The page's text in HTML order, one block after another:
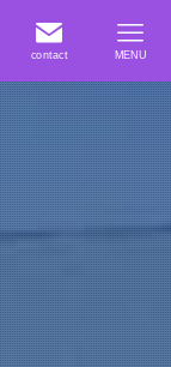
contact MENU